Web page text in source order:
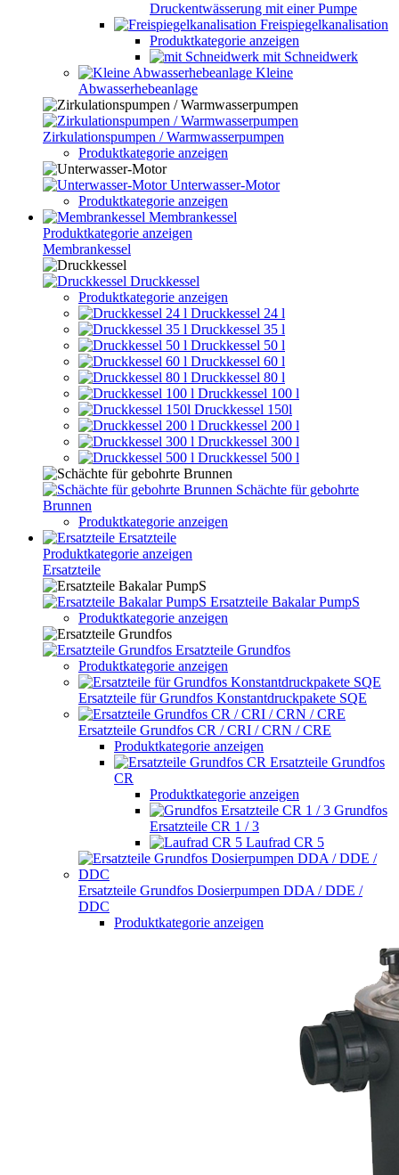
Druckentwässerung mit einer Pumpe
Freispiegelkanalisation
Produktkategorie anzeigen
mit Schneidwerk
Kleine
Abwasserhebeanlage
Zirkulationspumpen / Warmwasserpumpen
Produktkategorie anzeigen
Unterwasser-Motor
Produktkategorie anzeigen
Membrankessel
Produktkategorie anzeigen
Membrankessel
Druckkessel
Produktkategorie anzeigen
Druckkessel 24 l
Druckkessel 35 l
Druckkessel 50 l
Druckkessel 60 l
Druckkessel 80 l
Druckkessel 100 l
Druckkessel 150l
Druckkessel 200 l
Druckkessel 300 l
Druckkessel 500 l
Schächte für gebohrte
Brunnen
Produktkategorie anzeigen
Ersatzteile
Produktkategorie anzeigen
Ersatzteile
Ersatzteile Bakalar PumpS
Produktkategorie anzeigen
Ersatzteile Grundfos
Produktkategorie anzeigen
Ersatzteile für Grundfos Konstantdruckpakete SQE
Ersatzteile Grundfos CR / CRI / CRN / CRE
Produktkategorie anzeigen
Ersatzteile Grundfos
CR
Produktkategorie anzeigen
Grundfos
Ersatzteile CR 1 / 3
Laufrad CR 5
Ersatzteile Grundfos Dosierpumpen DDA / DDE /
DDC
Produktkategorie anzeigen